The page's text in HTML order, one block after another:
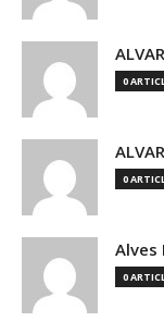
0
0
Alves
0